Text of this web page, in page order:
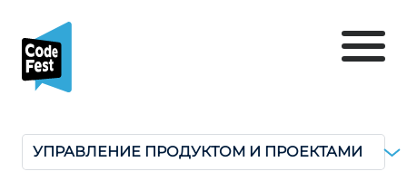
УПРАВЛЕНИЕ ПРОДУКТОМ И ПРОЕКТАМИ